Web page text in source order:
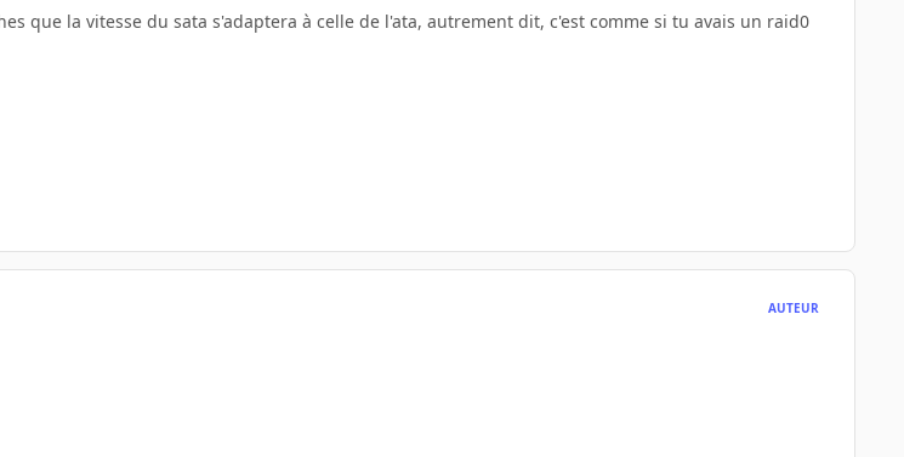
que la vitesse du sata s'adaptera à celle de l'ata, autrement dit, c'est comme si tu avais un raid0
AUTEUR